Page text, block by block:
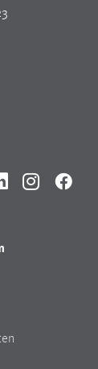
Instagram